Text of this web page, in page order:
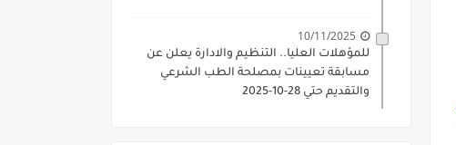
10/11/2025
للمؤهلات العليا.. التنظيم والادارة يعلن عن
مسابقة تعيينات بمصلحة الطب الشرعي
والتقديم حتي 28-10-2025